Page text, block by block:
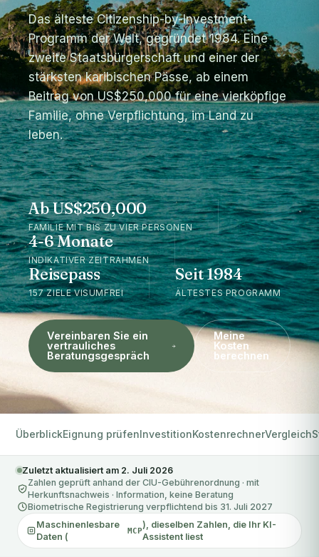
Das älteste Citizenship-by-Investment-
Programm der Welt, gegründet 1984. Eine
zweite Staatsbürgerschaft und einer der
stärksten karibischen Pässe, ab einem
Beitrag von US$250,000 für eine vierköpfige
Familie, ohne Verpflichtung, im Land zu
leben.
Ab US$250,000
FAMILIE MIT BIS ZU VIER PERSONEN
4-6 Monate
INDIKATIVER ZEITRAHMEN
Reisepass
157 ZIELE VISUMFREI
Seit 1984
ÄLTESTES PROGRAMM
Vereinbaren Sie ein
vertrauliches
Beratungsgespräch
Meine
Kosten
berechnen
ÜberblickEignung prüfenInvestitionKostenrechnerVergleich
Zuletzt aktualisiert am 2. Juli 2026
Zahlen geprüft anhand der CIU-Gebührenordnung · mit
Herkunftsnachweis · Information, keine Beratung
Biometrische Registrierung verpflichtend bis 31. Juli 2027
Maschinenlesbare
Daten (
MCP
), dieselben Zahlen, die Ihr KI-
Assistent liest